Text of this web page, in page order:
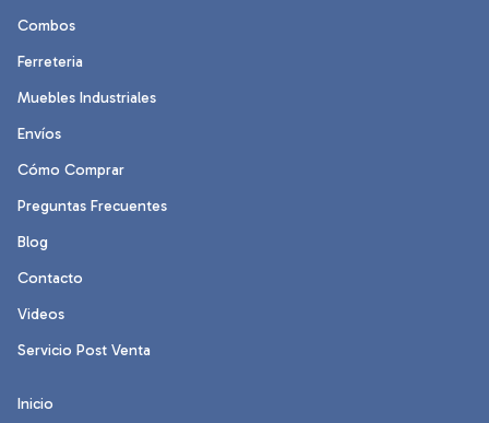
Combos
Ferreteria
Muebles Industriales
Envíos
Cómo Comprar
Preguntas Frecuentes
Blog
Contacto
Videos
Servicio Post Venta
Inicio